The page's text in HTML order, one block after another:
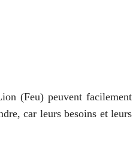
(Feu) peuvent facilement
car leurs besoins et leurs